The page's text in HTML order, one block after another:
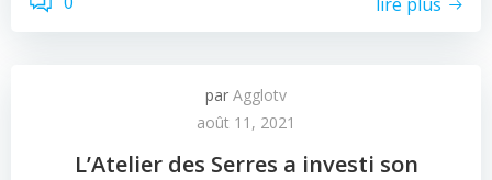
par Agglotv
août 11, 2021
L’Atelier des Serres a investi son